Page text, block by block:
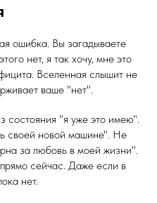
ошибка. Вы загадываете
нет, я так хочу, мне это
Вселенная слышит не
ваше "нет".
состояния "я уже это имею".
своей новой машине". Не
за любовь в моей жизни".
сейчас. Даже если в
нет.